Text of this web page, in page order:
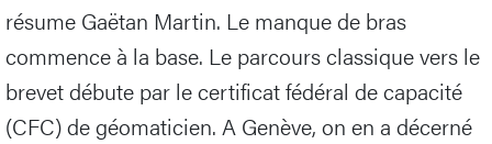
résume Gaëtan Martin. Le manque de bras
commence à la base. Le parcours classique vers le
brevet débute par le certificat fédéral de capacité
(CFC) de géomaticien. A Genève, on en a décerné